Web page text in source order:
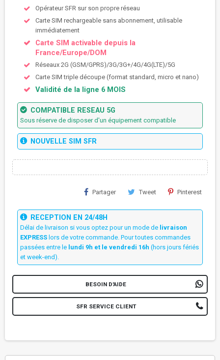
Opérateur SFR sur son propre réseau
Carte SIM rechargeable sans abonnement, utilisable
immédiatement
Carte SIM activable depuis la
France/Europe/DOM
Réseaux 2G (GSM/GPRS)/3G/3G+/4G/4G(LTE)/5G
Carte SIM triple découpe (format standard, micro et nano)
Validité de la ligne 6 MOIS
COMPATIBLE RESEAU 5G
Sous réserve de disposer d'un équipement compatible
NOUVELLE SIM SFR
Partager Tweet Pinterest
RECEPTION EN 24/48H
Délai de livraison si vous optez pour un mode de livraison
EXPRESS lors de votre commande. Pour toutes commandes
passées entre le lundi 9h et le vendredi 16h (hors jours fériés
et week-end).
BESOIN D'AIDE
SFR SERVICE CLIENT